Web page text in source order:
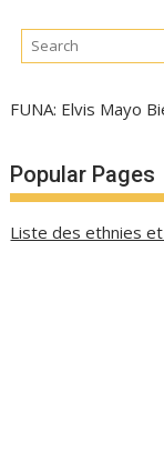
FUNA: Elvis Mayo
Popular Pages
Liste des ethnies